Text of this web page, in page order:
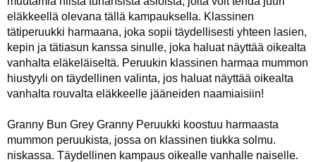
eläkkeellä olevana tällä kampauksella. Klassinen
tätiperuukki harmaana, joka sopii täydellisesti yhteen lasien,
kepin ja tätiasun kanssa sinulle, joka haluat näyttää oikealta
vanhalta eläkeläiseltä. Peruukin klassinen harmaa mummon
hiustyyli on täydellinen valinta, jos haluat näyttää oikealta
vanhalta rouvalta eläkkeelle jääneiden naamiaisiin!
Granny Bun Grey Granny Peruukki koostuu harmaasta
mummon peruukista, jossa on klassinen tiukka solmu.
niskassa. Täydellinen kampaus oikealle vanhalle naiselle.